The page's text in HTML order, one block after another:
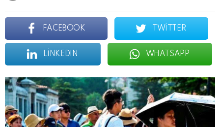
FACEBOOK TWITTER
LINKEDIN WHATSAPP